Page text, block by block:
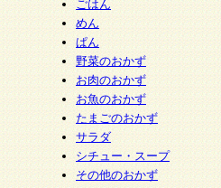
ごはん
めん
ぱん
野菜のおかず
お肉のおかず
お魚のおかず
たまごのおかず
サラダ
シチュー・スープ
その他のおかず